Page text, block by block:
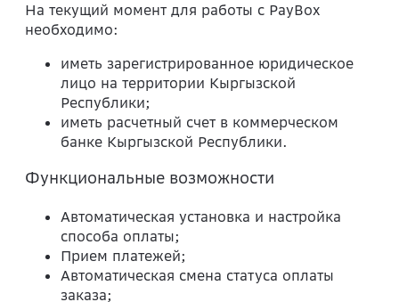
На текущий момент для работы с PayBox
необходимо:
иметь зарегистрированное юридическое
лицо на территории Кыргызской
Республики;
иметь расчетный счет в коммерческом
банке Кыргызской Республики.
Функциональные возможности
Автоматическая установка и настройка
способа оплаты;
Прием платежей;
Автоматическая смена статуса оплаты
заказа;